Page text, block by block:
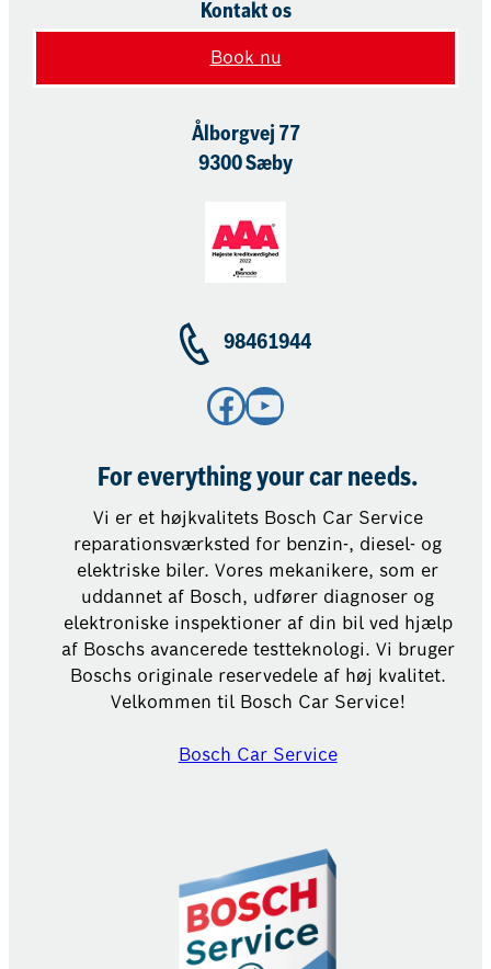
Kontakt os
Book nu
Ålborgvej 77
9300 Sæby
98461944
Facebook YouTube
For everything your car needs.
Vi er et højkvalitets Bosch Car Service
reparationsværksted for benzin-, diesel- og
elektriske biler. Vores mekanikere, som er
uddannet af Bosch, udfører diagnoser og
elektroniske inspektioner af din bil ved hjælp
af Boschs avancerede testteknologi. Vi bruger
Boschs originale reservedele af høj kvalitet.
Velkommen til Bosch Car Service!
Bosch Car Service